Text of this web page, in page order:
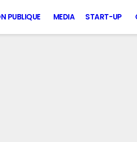
PUBLIQUE MEDIA START-UP